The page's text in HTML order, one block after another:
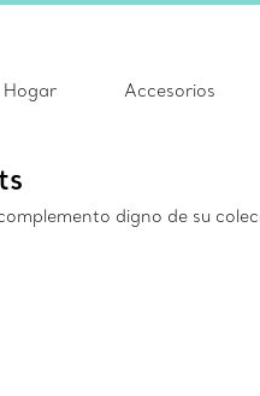
Hogar Accesorios
digno de su